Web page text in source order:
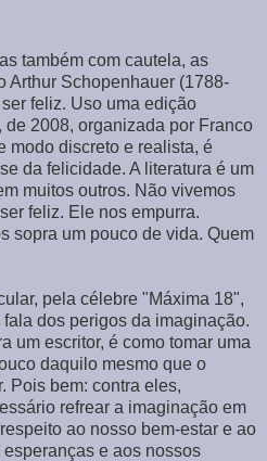
também com cautela, as
Arthur Schopenhauer (1788-
feliz. Uso uma edição
2008, organizada por Franco
modo discreto e realista, é
da felicidade. A literatura é um
muitos outros. Não vivemos
feliz. Ele nos empurra.
sopra um pouco de vida. Quem
pela célebre "Máxima 18",
dos perigos da imaginação.
um escritor, é como tomar uma
daquilo mesmo que o
Pois bem: contra eles,
refrear a imaginação em
ao nosso bem-estar e ao
e aos nossos